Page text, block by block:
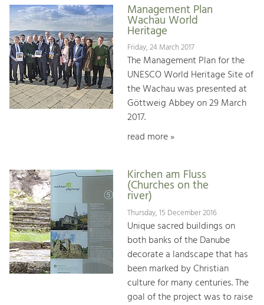
Management Plan
Wachau World
Heritage
Friday, 24 March 2017
The Management Plan for the
UNESCO World Heritage Site of
the Wachau was presented at
Göttweig Abbey on 29 March
2017.
read more »
Kirchen am Fluss
(Churches on the
river)
Thursday, 15 December 2016
Unique sacred buildings on
both banks of the Danube
decorate a landscape that has
been marked by Christian
culture for many centuries. The
goal of the project was to raise